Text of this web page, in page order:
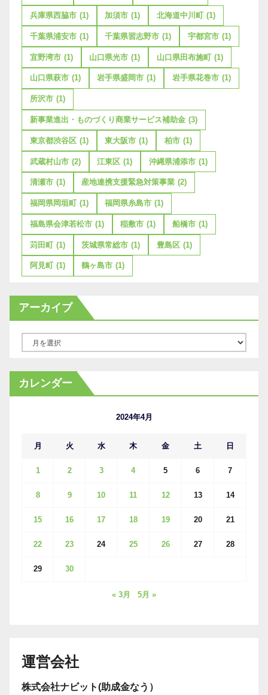
兵庫県西脇市 (1) 加須市 (1) 北海道中川町 (1)
千葉県浦安市 (1) 千葉県習志野市 (1) 宇都宮市 (1)
宜野湾市 (1) 山口県光市 (1) 山口県田布施町 (1)
山口県萩市 (1) 岩手県盛岡市 (1) 岩手県花巻市 (1)
所沢市 (1)
新事業進出・ものづくり商業サービス補助金 (3)
東京都渋谷区 (1) 東大阪市 (1) 柏市 (1)
武蔵村山市 (2) 江東区 (1) 沖縄県浦添市 (1)
清瀬市 (1) 産地連携支援緊急対策事業 (2)
福岡県岡垣町 (1) 福岡県糸島市 (1)
福島県会津若松市 (1) 稲敷市 (1) 船橋市 (1)
苅田町 (1) 茨城県常総市 (1) 豊島区 (1)
阿見町 (1) 鶴ヶ島市 (1)
アーカイブ
カ
イ
カレンダー
2024年4月
月 火 水 木 金 土 日
1 2 3 4 5 6 7
8 9 10 11 12 13 14
15 16 17 18 19 20 21
22 23 24 25 26 27 28
29 30
« 3月 5月 »
運営会社
株式会社ナビット(助成金なう）